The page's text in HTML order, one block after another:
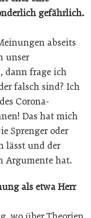
gefährlich.
abseits
unser
dann frage ich
falsch sind? Ich
Corona-
Das hat mich
Sprenger oder
lässt und der
Argumente hat.
als etwa Herr